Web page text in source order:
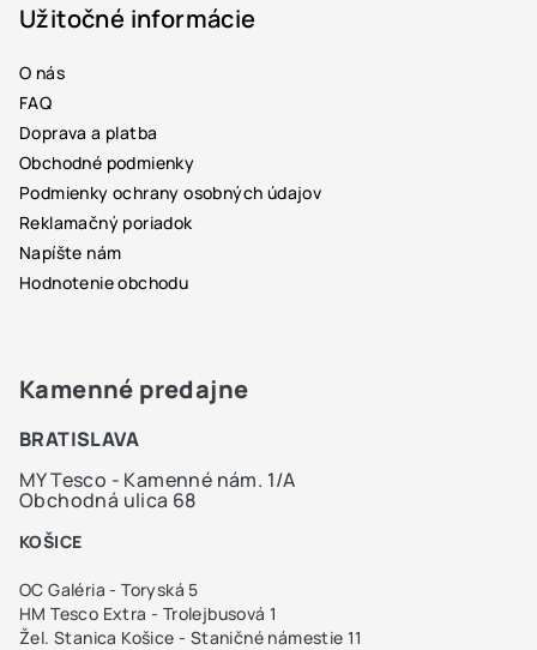
Užitočné informácie
O nás
FAQ
Doprava a platba
Obchodné podmienky
Podmienky ochrany osobných údajov
Reklamačný poriadok
Napíšte nám
Hodnotenie obchodu
Kamenné predajne
BRATISLAVA
MY Tesco - Kamenné nám. 1/A
Obchodná ulica 68
KOŠICE
OC Galéria - Toryská 5
HM Tesco Extra - Trolejbusová 1
Žel. Stanica Košice - Staničné námestie 11